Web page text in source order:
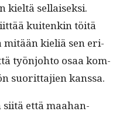
kieltä sel­l­aisek­si.
kuitenkin töitä
mitään kieliä sen eri­
työn­jo­hto osaa kom­
suorit­ta­jien kanssa.
siitä että maa­han­